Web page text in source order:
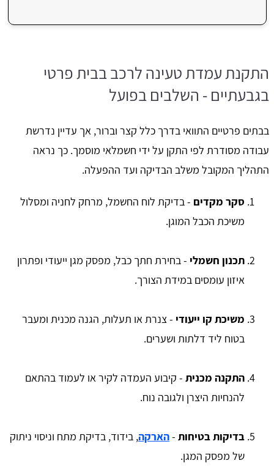
התקנת עמדת טעינה לרכב בבית פרטי
בגבעתיים - השלבים בפועל
בבתים פרטיים התוואי בדרך כלל קצר וברור, אך עדיין נדרשת
עבודה מסודרת לפי התקן על ידי חשמלאי מוסמך. כך נראה
התהליך המקובל משלב הבדיקה ועד ההפעלה.
סקר מקדים - בדיקת לוח החשמל, מרחק לחניה ומסלול
משיכת הכבל המוגן.
תכנון חשמלי - בחירת חתך כבל, מפסק מגן ייעודי ופתרון
איזון עומסים במידת הצורך.
משיכת קו ייעודי - צנרת או תעלות, הגנה מכנית ומעבר
בטוח ליד דלתות ושערים.
התקנה מכנית - קיבוע העמדה לקיר או לעמוד בהתאם
להנחיות היצרן ולגובה נוח.
בדיקות בטיחות -הארקה, בידוד, בדיקת מתח וניסוי ניתוק
של מפסק המגן.